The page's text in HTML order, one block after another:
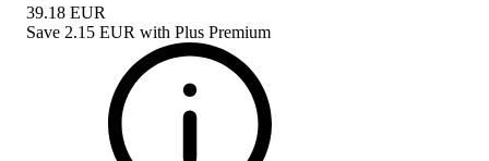
39.18 EUR
Save 2.15 EUR with Plus Premium